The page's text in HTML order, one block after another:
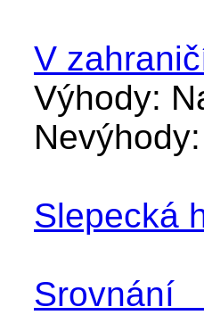
V
Výhody:
Slepecká